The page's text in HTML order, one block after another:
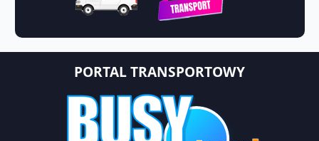
PORTAL TRANSPORTOWY